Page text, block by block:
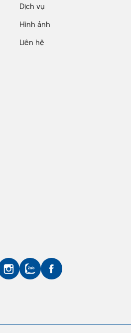
Dịch vụ
Hình ảnh
Liên hệ